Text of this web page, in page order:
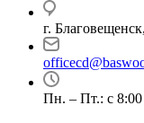
г.
Пн. – Пт.: с 8:00